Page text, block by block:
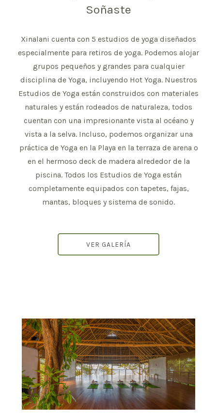
Soñaste
Xinalani cuenta con 5 estudios de yoga diseñados
especialmente para retiros de yoga. Podemos alojar
grupos pequeños y grandes para cualquier
disciplina de Yoga, incluyendo Hot Yoga. Nuestros
Estudios de Yoga están construidos con materiales
naturales y están rodeados de naturaleza, todos
cuentan con una impresionante vista al océano y
vista a la selva. Incluso, podemos organizar una
práctica de Yoga en la Playa en la terraza de arena o
en el hermoso deck de madera alrededor de la
piscina. Todos los Estudios de Yoga están
completamente equipados con tapetes, fajas,
mantas, bloques y sistema de sonido.
VER GALERÍA